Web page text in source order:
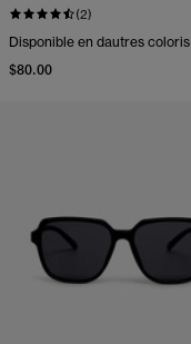
(2)
Disponible en dautres coloris
$80.00